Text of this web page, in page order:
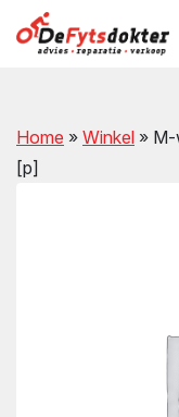
Home » Winkel » M-
[p]